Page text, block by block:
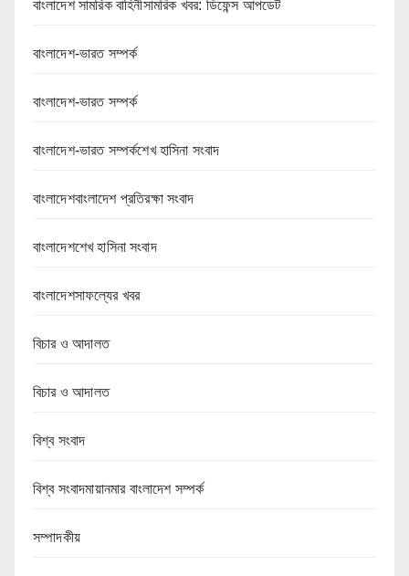
বাংলাদেশ সামরিক বাহিনীসামরিক খবর: ডিফেন্স আপডেট
বাংলাদেশ-ভারত সম্পর্ক
বাংলাদেশ-ভারত সম্পর্ক
বাংলাদেশ-ভারত সম্পর্কশেখ হাসিনা সংবাদ
বাংলাদেশবাংলাদেশ প্রতিরক্ষা সংবাদ
বাংলাদেশশেখ হাসিনা সংবাদ
বাংলাদেশসাফল্যের খবর
বিচার ও আদালত
বিচার ও আদালত
বিশ্ব সংবাদ
বিশ্ব সংবাদমায়ানমার বাংলাদেশ সম্পর্ক
সম্পাদকীয়